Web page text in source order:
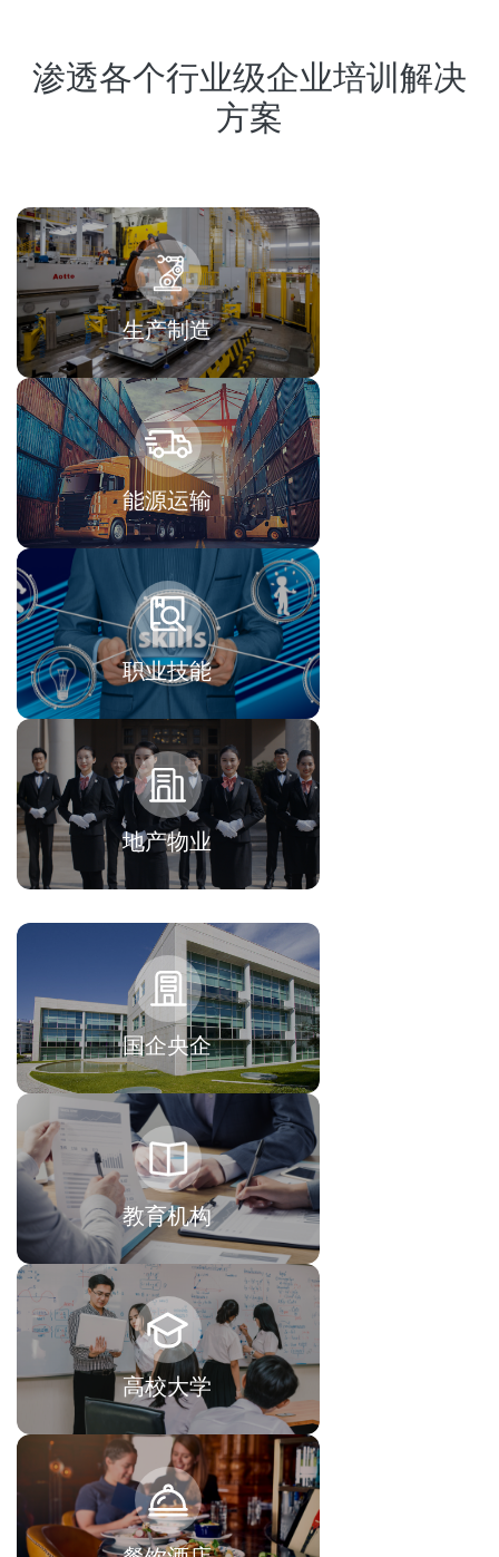
渗透各个行业级企业培训解决
方案
生产制造
能源运输
职业技能
地产物业
国企央企
教育机构
高校大学